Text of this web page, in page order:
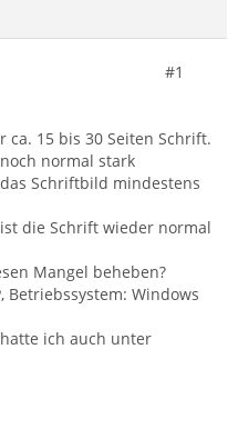
#1
15 bis 30 Seiten Schrift.
normal stark
Schriftbild mindestens
die Schrift wieder normal
Mangel beheben?
Betriebssystem: Windows
ich auch unter